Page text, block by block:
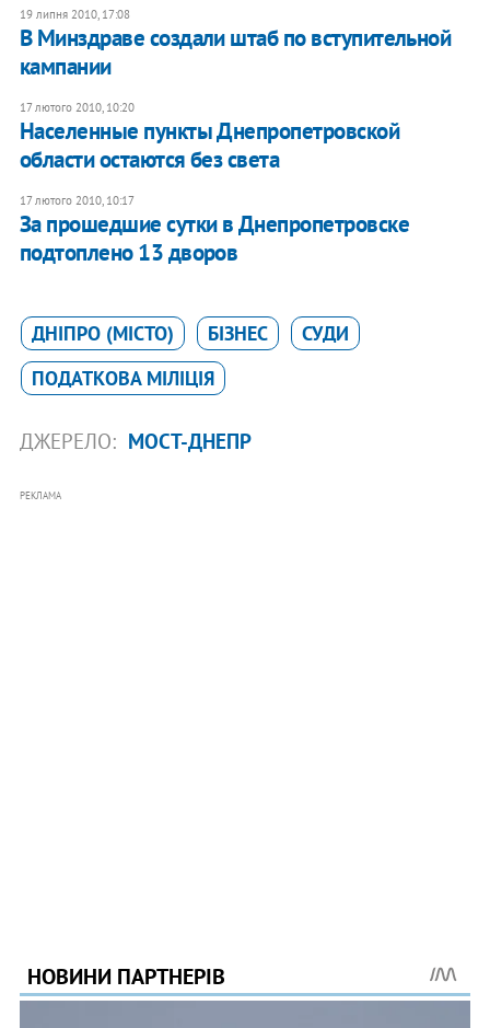
19 липня 2010, 17:08
В Минздраве создали штаб по вступительной
кампании
17 лютого 2010, 10:20
Населенные пункты Днепропетровской
области остаются без света
17 лютого 2010, 10:17
За прошедшие сутки в Днепропетровске
подтоплено 13 дворов
ДНІПРО (МІСТО) БІЗНЕС
СУДИ
ПОДАТКОВА МІЛІЦІЯ
ДЖЕРЕЛО: МОСТ-ДНЕПР
РЕКЛАМА